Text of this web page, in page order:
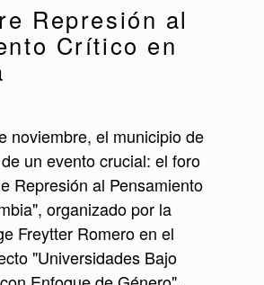
Represión al
Crítico en
noviembre, el municipio de
un evento crucial: el foro
Represión al Pensamiento
, organizado por la
Freytter Romero en el
"Universidades Bajo